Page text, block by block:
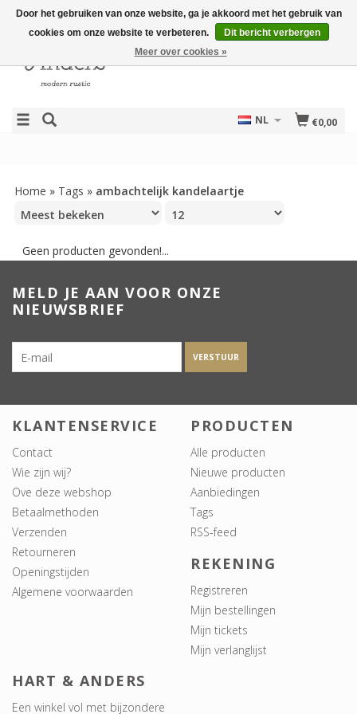
€0,00
NL
Home » Tags » ambachtelijk kandelaartje
Geen producten gevonden!...
MELD JE AAN VOOR ONZE
NIEUWSBRIEF
VERSTUUR
KLANTENSERVICE
Contact
Wie zijn wij?
Ove deze webshop
Betaalmethoden
Verzenden
Retourneren
Openingstijden
Algemene voorwaarden
PRODUCTEN
Alle producten
Nieuwe producten
Aanbiedingen
Tags
RSS-feed
REKENING
Registreren
Mijn bestellingen
Mijn tickets
Mijn verlanglijst
HART & ANDERS
Een winkel vol met bijzondere
Door het gebruiken van onze website, ga je akkoord met het gebruik van
cookies om onze website te verbeteren.
Dit bericht verbergen
Meer over cookies »